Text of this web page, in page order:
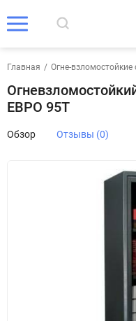
Главная / Огне-
ЕВРО 95T
Обзор Отзывы (0)